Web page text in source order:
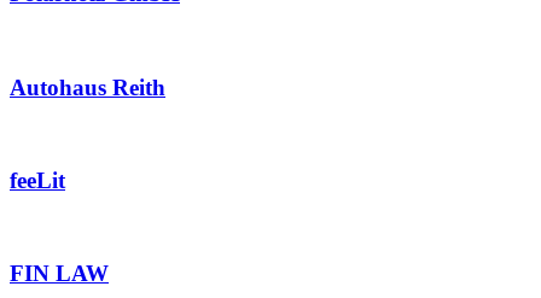
Autohaus Reith
feeLit
FIN LAW